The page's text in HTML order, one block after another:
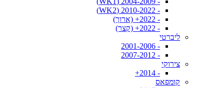
- 2010-2022 (WK2)
- 2022+ (ארוך)
- 2022+ (קצר)
ליברטי
- 2001-2006
- 2007-2012
צירוקי
- 2014+
קומפאס